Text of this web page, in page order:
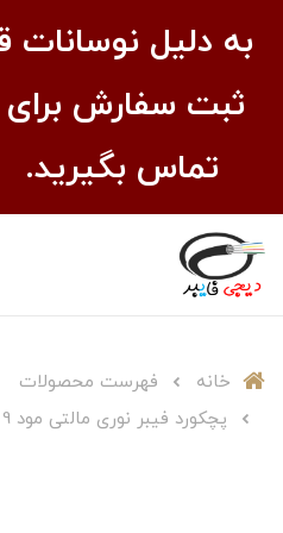
به دلیل نوسانات
ثبت سفارش
تماس بگیرید.
خانه
فهرست محصولات
پچکورد فیبر نوری مالتی مود 9 متری LC/SC